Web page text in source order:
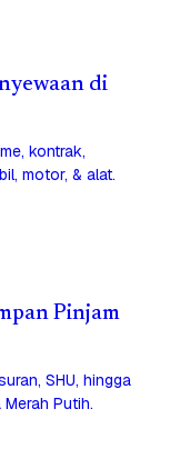
di
kontrak,
motor, & alat.
Pinjam
SHU, hingga
Putih.